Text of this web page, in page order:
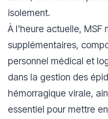
isolement.
À l'heure actuelle, MSF
supplémentaires,
personnel médical et
dans la gestion des
hémorragique virale,
essentiel pour mettre